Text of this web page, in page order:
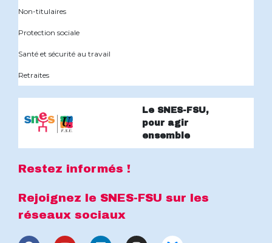
Non-titulaires
Protection sociale
Santé et sécurité au travail
Retraites
Le SNES-FSU,
pour agir
ensemble
Restez informés !
Rejoignez le SNES-FSU sur les
réseaux sociaux